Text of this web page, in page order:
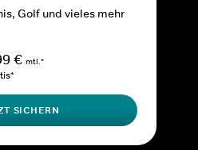
Golf und vieles mehr
€ mtl.*
SICHERN